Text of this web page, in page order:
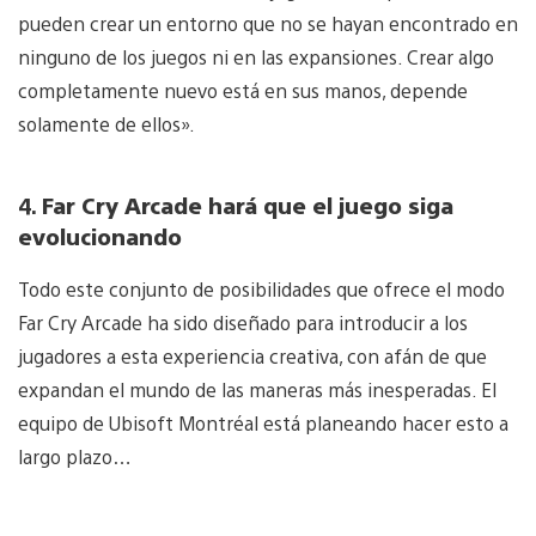
pueden crear un entorno que no se hayan encontrado en
ninguno de los juegos ni en las expansiones. Crear algo
completamente nuevo está en sus manos, depende
solamente de ellos».
4. Far Cry Arcade hará que el juego siga
evolucionando
Todo este conjunto de posibilidades que ofrece el modo
Far Cry Arcade ha sido diseñado para introducir a los
jugadores a esta experiencia creativa, con afán de que
expandan el mundo de las maneras más inesperadas. El
equipo de Ubisoft Montréal está planeando hacer esto a
largo plazo…